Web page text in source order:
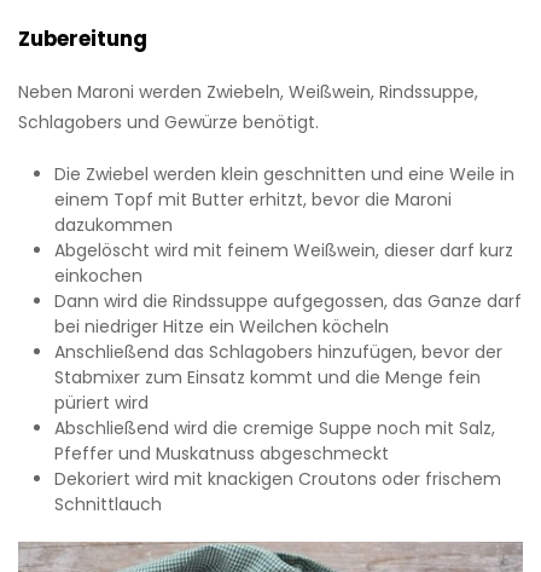
Zubereitung
Neben Maroni werden Zwiebeln, Weißwein, Rindssuppe,
Schlagobers und Gewürze benötigt.
Die Zwiebel werden klein geschnitten und eine Weile in
einem Topf mit Butter erhitzt, bevor die Maroni
dazukommen
Abgelöscht wird mit feinem Weißwein, dieser darf kurz
einkochen
Dann wird die Rindssuppe aufgegossen, das Ganze darf
bei niedriger Hitze ein Weilchen köcheln
Anschließend das Schlagobers hinzufügen, bevor der
Stabmixer zum Einsatz kommt und die Menge fein
püriert wird
Abschließend wird die cremige Suppe noch mit Salz,
Pfeffer und Muskatnuss abgeschmeckt
Dekoriert wird mit knackigen Croutons oder frischem
Schnittlauch